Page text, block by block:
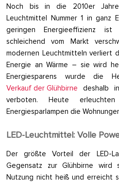
Noch bis in die 2010er
Leuchtmittel Nummer 1 in ganz
geringen Energieeffizienz ist
schleichend vom Markt
modernen Leuchtmitteln verliert
Energie an Wärme – sie wird
Energiesparens wurde die
Verkauf der Glühbirne deshalb
verboten. Heute
Energiesparlampen die
LED-Leuchtmittel: Volle
Der größte Vorteil der LED-
Gegensatz zur Glühbirne
Nutzung nicht heiß und erreicht